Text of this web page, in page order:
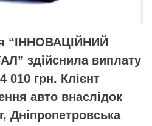
“ІННОВАЦІЙНИЙ
здійснила виплату
010 грн. Клієнт
авто внаслідок
Дніпропетровська